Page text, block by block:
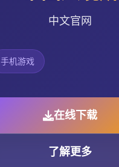
中文官网
手机游戏
在线下载
了解更多